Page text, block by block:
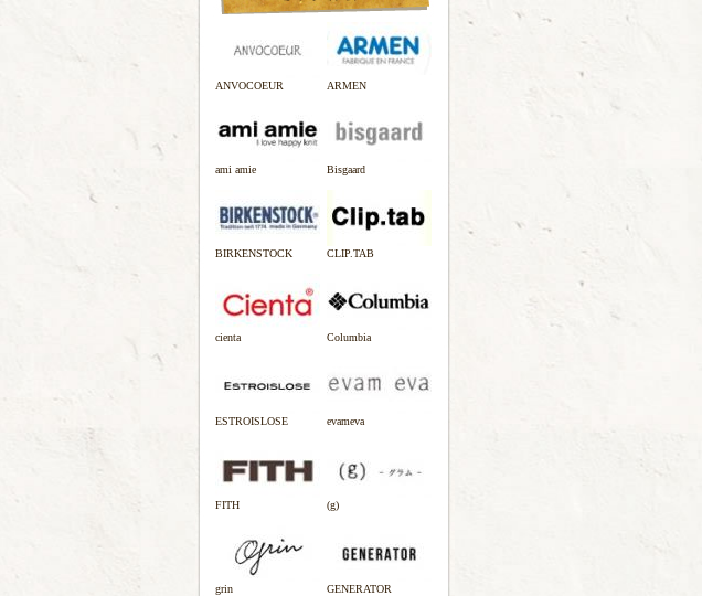
ANVOCOEUR ARMEN
ami amie Bisgaard
BIRKENSTOCK CLIP.TAB
cienta Columbia
ESTROISLOSE evameva
FITH (g)
grin GENERATOR